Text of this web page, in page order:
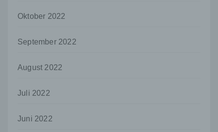
Oktober 2022
September 2022
August 2022
Juli 2022
Juni 2022
Verantwortlichen, dem Auftragsverarbeiter
Verantwortlichen oder des
personenbezogenen Daten zu verarbeiten.
Einwilligung ist jede von der betroffenen
abgegebene Willensbekundung in Form